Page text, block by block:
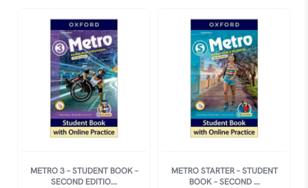
Second
Edition
quantidade
Second
Edition
quantidade
METRO 3 – STUDENT BOOK –
SECOND EDITIO...
METRO STARTER – STUDENT
BOOK – SECOND ...